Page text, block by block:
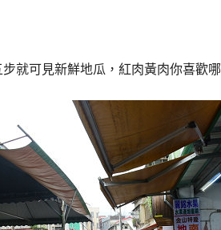
步就可見新鮮地瓜，紅肉黃肉你喜歡